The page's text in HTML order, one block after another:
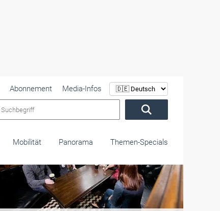
Abonnement
Media-Infos
Mobilität Panorama Themen-Specials